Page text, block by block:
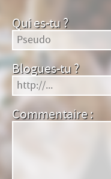
Qui es-tu ?
Blogues-tu ?
Commentaire :